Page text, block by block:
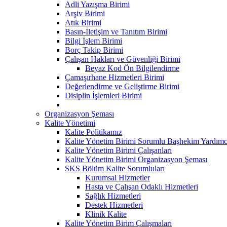
Adli Yazışma Birimi
Arşiv Birimi
Atık Birimi
Basın-İletişim ve Tanıtım Birimi
Bilgi İşlem Birimi
Borç Takip Birimi
Çalışan Hakları ve Güvenliği Birimi
Beyaz Kod Ön Bilgilendirme
Çamaşırhane Hizmetleri Birimi
Değerlendirme ve Geliştirme Birimi
Disiplin İşlemleri Birimi
Organizasyon Şeması
Kalite Yönetimi
Kalite Politikamız
Kalite Yönetim Birimi Sorumlu Başhekim
Kalite Yönetim Birimi Çalışanları
Kalite Yönetim Birimi Organizasyon Şeması
SKS Bölüm Kalite Sorumluları
Kurumsal Hizmetler
Hasta ve Çalışan Odaklı Hizmetleri
Sağlık Hizmetleri
Destek Hizmetleri
Klinik Kalite
Kalite Yönetim Birim Çalışmaları